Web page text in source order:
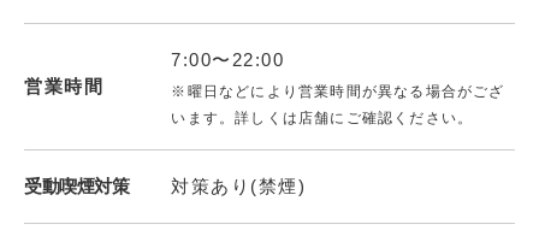
営業時間
7:00〜22:00
※曜日などにより営業時間が異なる場合がござ
います。詳しくは店舗にご確認ください。
受動喫煙対策 対策あり(禁煙)